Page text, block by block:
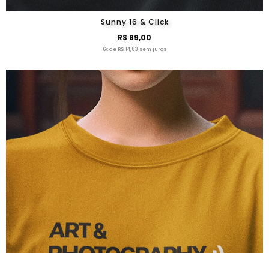
Sunny 16 & Click
R$ 89,00
6x de R$ 14,83 sem juros